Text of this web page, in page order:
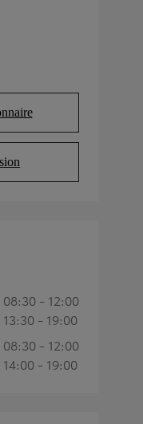
tab)
tab)
08:30 - 12:00
13:30 - 19:00
08:30 - 12:00
14:00 - 19:00